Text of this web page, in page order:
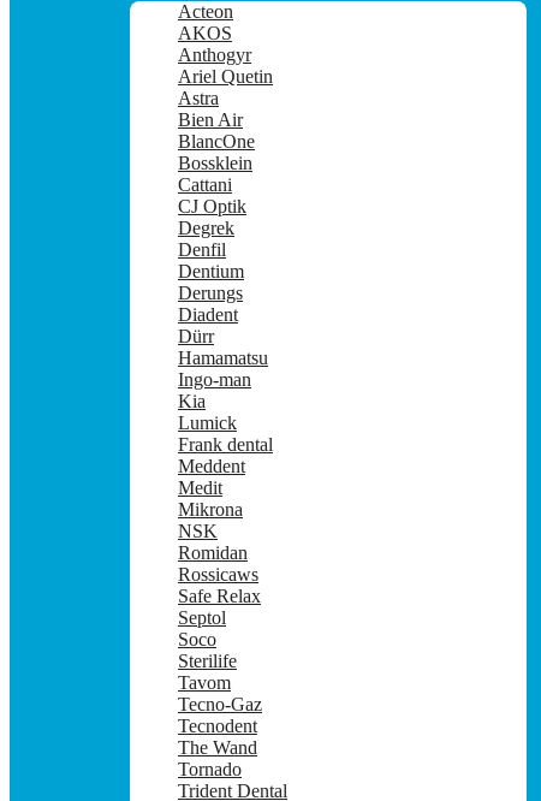
Acteon
AKOS
Anthogyr
Ariel Quetin
Astra
Bien Air
BlancOne
Bossklein
Cattani
CJ Optik
Degrek
Denfil
Dentium
Derungs
Diadent
Dürr
Hamamatsu
Ingo-man
Kia
Lumick
Frank dental
Meddent
Medit
Mikrona
NSK
Romidan
Rossicaws
Safe Relax
Septol
Soco
Sterilife
Tavom
Tecno-Gaz
Tecnodent
The Wand
Tornado
Trident Dental